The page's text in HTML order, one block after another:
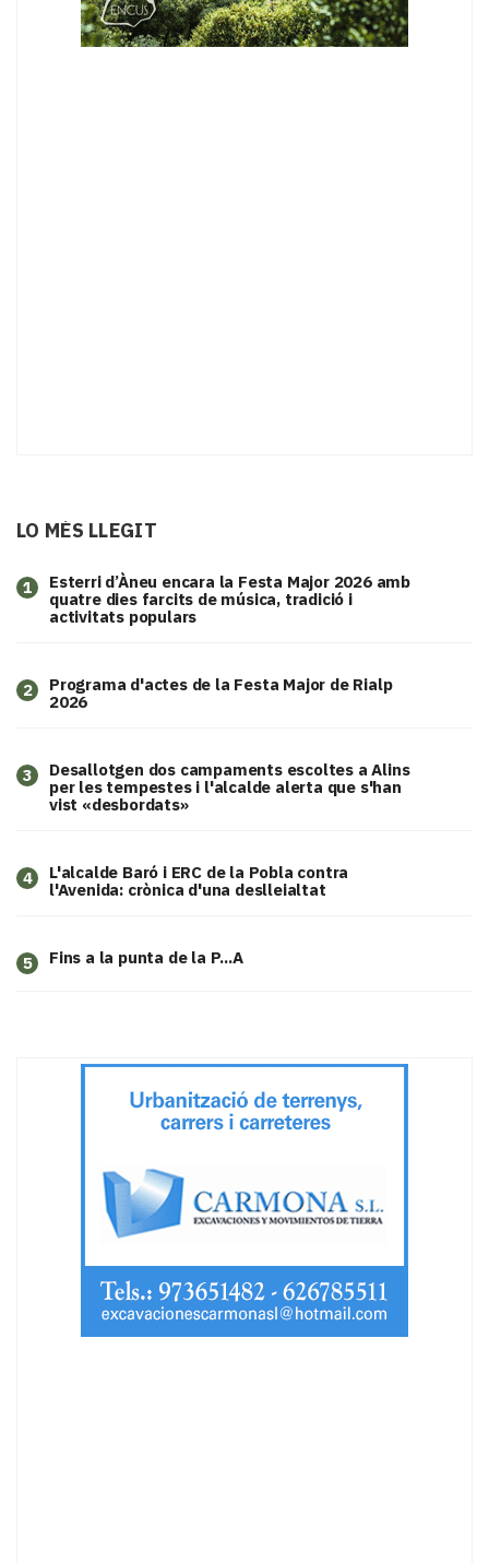
LO MÉS LLEGIT
1
Esterri d’Àneu encara la Festa Major 2026 amb
quatre dies farcits de música, tradició i
activitats populars
2
Programa d'actes de la Festa Major de Rialp
2026
3
​Desallotgen dos campaments escoltes a Alins
per les tempestes i l'alcalde alerta que s'han
vist «desbordats»
4
L'alcalde Baró i ERC de la Pobla contra
l'Avenida: crònica d'una deslleialtat
5 Fins a la punta de la P...A